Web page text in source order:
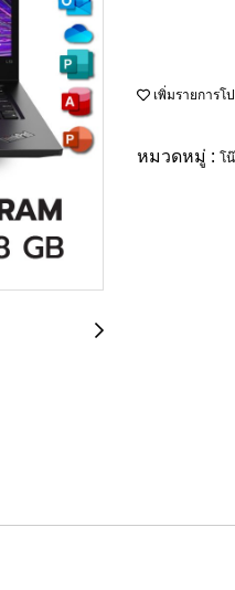
เพิ่มรายการโ
หมวดหมู่ : โ